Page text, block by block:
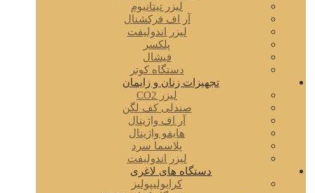
لیزر تیتانیوم
آر اف فرکشنال
لیزر اندولیفت
پلکسر
فیشال
دستگاه کوتر
تجهیزات زنان و زایمان
لیزر CO2
صندلی کف لگن
آر اف واژینال
هایفو واژینال
پلاسما سرد
لیزر اندولیفت
دستگاه های لاغری
کرایولیپولیز